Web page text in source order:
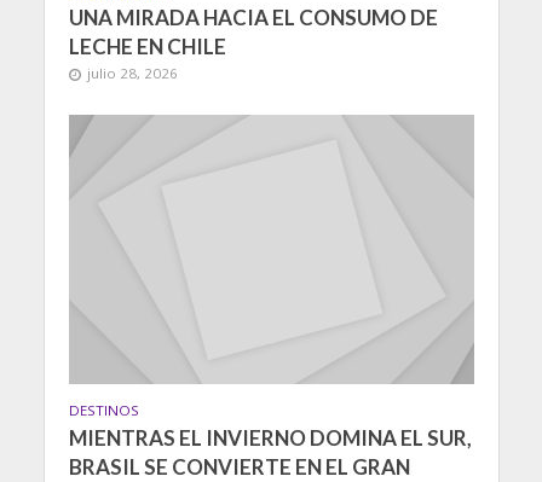
UNA MIRADA HACIA EL CONSUMO DE
LECHE EN CHILE
julio 28, 2026
DESTINOS
MIENTRAS EL INVIERNO DOMINA EL SUR,
BRASIL SE CONVIERTE EN EL GRAN